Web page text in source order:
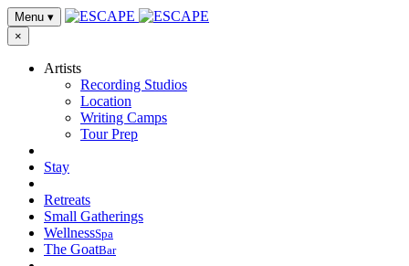
Menu ▾
×
Artists
Recording Studios
Location
Writing Camps
Tour Prep
Stay
Retreats
Small Gatherings
WellnessSpa
The GoatBar